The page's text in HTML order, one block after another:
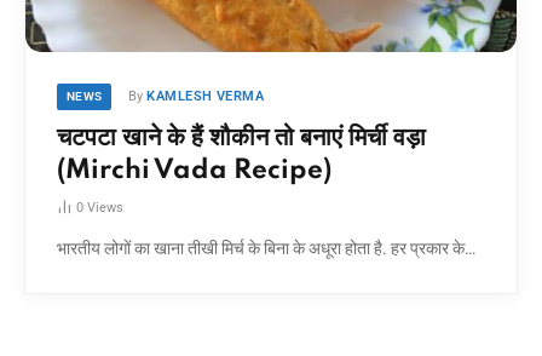
NEWS By KAMLESH VERMA
चटपटा खाने के हैं शौकीन तो बनाएं मिर्ची वड़ा
(Mirchi Vada Recipe)
0 Views
भारतीय लोगों का खाना तीखी मिर्च के बिना के अधूरा होता है. हर प्रकार के…